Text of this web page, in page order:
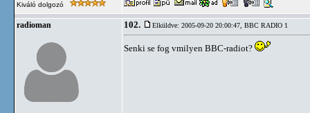
Kiváló dolgozó
radioman 102. Elküldve: 2005-09-20 20:00:47, BBC RADIO 1
Senki se fog vmilyen BBC-radiot?